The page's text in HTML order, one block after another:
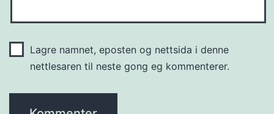
Lagre namnet, eposten og nettsida i denne
nettlesaren til neste gong eg kommenterer.